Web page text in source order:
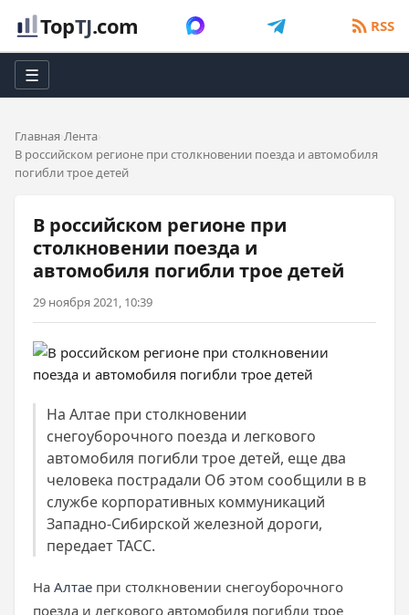
TopTJ.com RSS
☰
Главная Лента
В российском регионе при столкновении поезда и автомобиля
погибли трое детей
В российском регионе при
столкновении поезда и
автомобиля погибли трое детей
29 ноября 2021, 10:39
На Алтае при столкновении
снегоуборочного поезда и легкового
автомобиля погибли трое детей, еще два
человека пострадали Об этом сообщили в в
службе корпоративных коммуникаций
Западно-Сибирской железной дороги,
передает ТАСС.
На Алтае при столкновении снегоуборочного
поезда и легкового автомобиля погибли трое